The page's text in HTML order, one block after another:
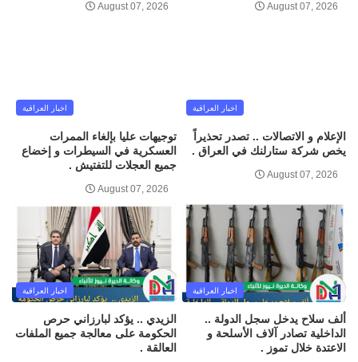
August 07, 2026
August 07, 2026
اخبار العراقية
الإعلام و الاتصالات .. تصدر تحذيراً
يخص شركة ستارلنك في العراق .
August 07, 2026
اخبار العراقية
توجيهات عليا بإلغاء الممرات
العسكرية في السيطرات و إخضاع
جميع العجلات للتفتيش .
August 07, 2026
اخبار العراقية
ألف سلاح يدخل سجل الدولة ..
الداخلية تصادر آلاف الأسلحة و
الاعتدة خلال تموز .
اخبار العراقية
الزيدي .. يؤكد لبارزاني حرص
الحكومة على معالجة جميع الملفات
العالقة .